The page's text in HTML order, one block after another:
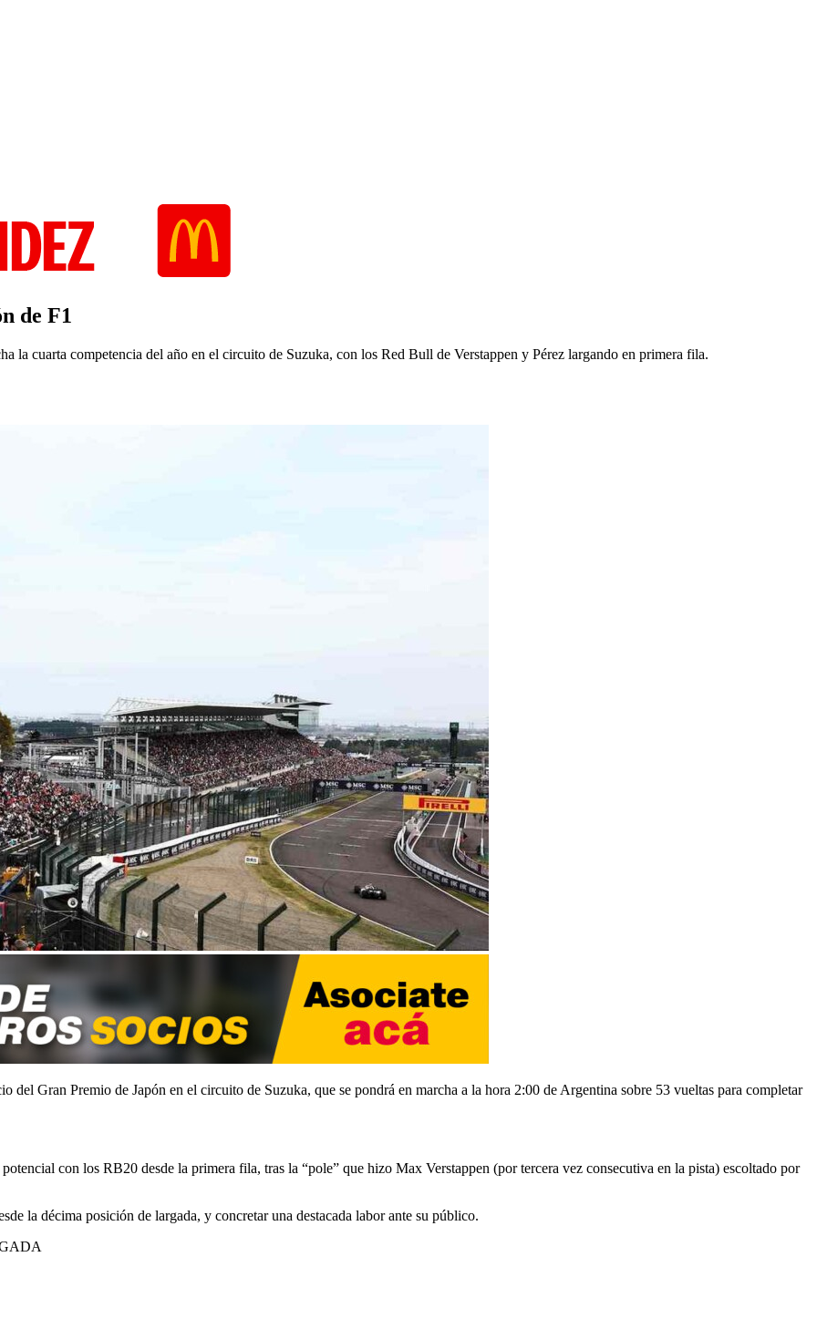
de F1
la cuarta competencia del año en el circuito de Suzuka, con los Red Bull de Verstappen y Pérez largando en primera fila.
del Gran Premio de Japón en el circuito de Suzuka, que se pondrá en marcha a la hora 2:00 de Argentina sobre 53 vueltas para completar
con los RB20 desde la primera fila, tras la “pole” que hizo Max Verstappen (por tercera vez consecutiva en la pista) escoltado por
la décima posición de largada, y concretar una destacada labor ante su público.